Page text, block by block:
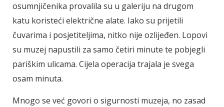
osumnjičenika provalila su u galeriju na drugom
katu koristeći električne alate. Iako su prijetili
čuvarima i posjetiteljima, nitko nije ozlijeđen. Lopovi
su muzej napustili za samo četiri minute te pobjegli
pariškim ulicama. Cijela operacija trajala je svega
osam minuta.
Mnogo se već govori o sigurnosti muzeja, no zasad